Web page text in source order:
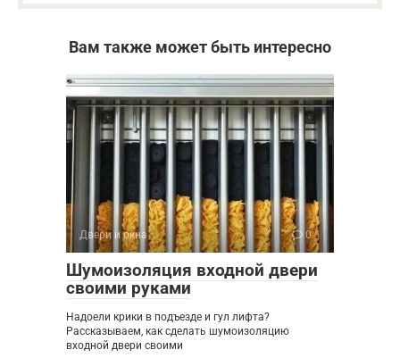
Вам также может быть интересно
Двери и окна 0
Шумоизоляция входной двери
своими руками
Надоели крики в подъезде и гул лифта?
Рассказываем, как сделать шумоизоляцию
входной двери своими